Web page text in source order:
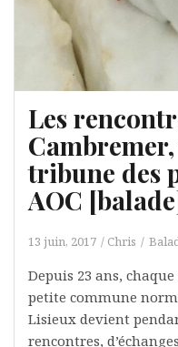
Les
tribune des
AOC
13 juin, 2017 Chris
Depuis 23 ans,
petite commune
Lisieux devient
rencontres,